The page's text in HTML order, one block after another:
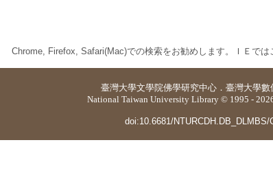
Chrome, Firefox, Safari(Mac)での検索をお勧めします。ＩＥでは
臺灣大學文學院佛學研究中心 ． 臺灣大學數
National Taiwan University Library © 1995 -
doi:10.6681/NTURCDH.DB_DLMBS/